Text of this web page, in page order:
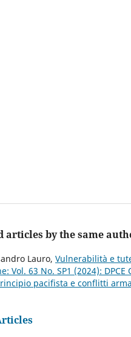
articles by the same
Lauro, Vulnerabilità e
Vol. 63 No. SP1 (2024):
pacifista e conflitti